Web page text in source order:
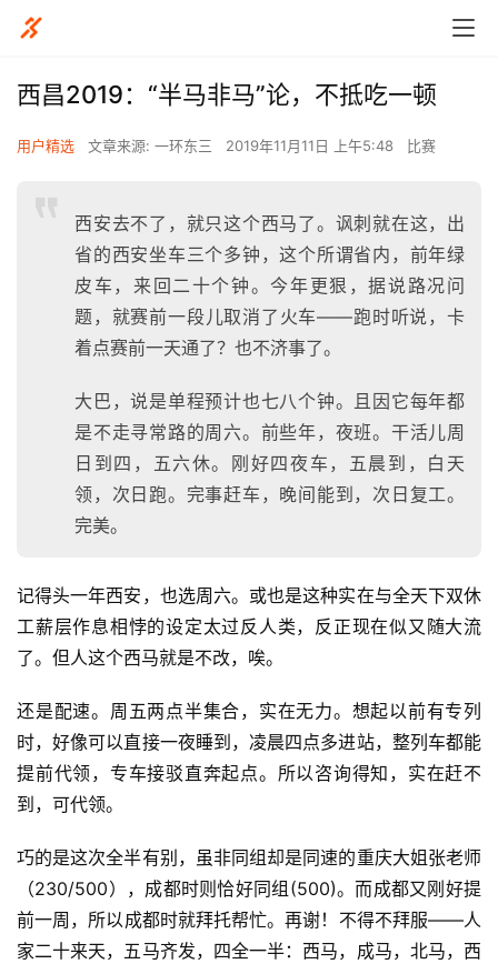
西昌2019：“半马非马”论，不抵吃一顿
用户精选 文章来源: 一环东三 2019年11月11日 上午5:48 比赛
西安去不了，就只这个西马了。讽刺就在这，出
省的西安坐车三个多钟，这个所谓省内，前年绿
皮车，来回二十个钟。今年更狠，据说路况问
题，就赛前一段儿取消了火车——跑时听说，卡
着点赛前一天通了？也不济事了。
大巴，说是单程预计也七八个钟。且因它每年都
是不走寻常路的周六。前些年，夜班。干活儿周
日到四，五六休。刚好四夜车，五晨到，白天
领，次日跑。完事赶车，晚间能到，次日复工。
完美。
记得头一年西安，也选周六。或也是这种实在与全天下双休
工薪层作息相悖的设定太过反人类，反正现在似又随大流
了。但人这个西马就是不改，唉。
还是配速。周五两点半集合，实在无力。想起以前有专列
时，好像可以直接一夜睡到，凌晨四点多进站，整列车都能
提前代领，专车接驳直奔起点。所以咨询得知，实在赶不
到，可代领。
巧的是这次全半有别，虽非同组却是同速的重庆大姐张老师
（230/500），成都时则恰好同组(500)。而成都又刚好提
前一周，所以成都时就拜托帮忙。再谢！不得不拜服——人
家二十来天，五马齐发，四全一半：西马，成马，北马，西